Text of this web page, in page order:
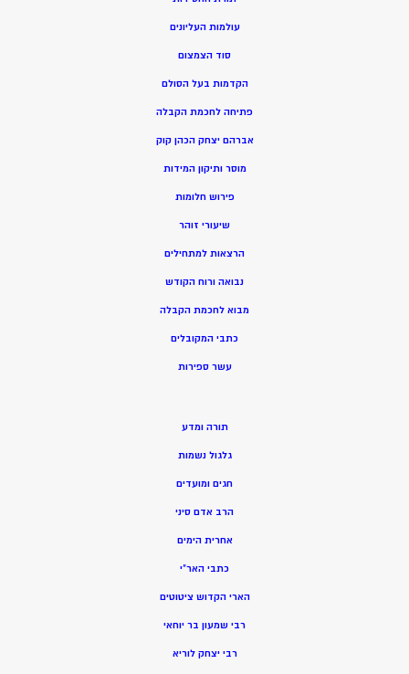
עולמות העליונים
סוד הצמצום
הקדמות בעל הסולם
פתיחה לחכמת הקבלה
אברהם יצחק הכהן קוק
מוסר ותיקון המידות
פירוש חלומות
שיעורי זוהר
הרצאות למתחילים
נבואה ורוח הקודש
מבוא לחכמת הקבלה
כתבי המקובלים
עשר ספירות
תורה ומדע
גלגול נשמות
חגים ומועדים
הרב אדם סיני
אחרית הימים
כתבי האר”י
הארי הקדוש ציטוטים
רבי שמעון בר יוחאי
רבי יצחק לוריא